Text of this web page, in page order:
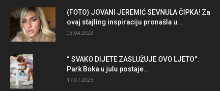
(FOTO) JOVANI JEREMIĆ SEVNULA ČIPKA! Za
ovaj stajling inspiraciju pronašla u...
08.04.2023
“ SVAKO DIJETE ZASLUŽUJE OVO LJETO“:
Park Boka u julu postaje...
17.07.2025